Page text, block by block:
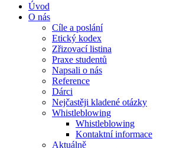
Úvod
O nás
Cíle a poslání
Etický kodex
Zřizovací listina
Praxe studentů
Napsali o nás
Reference
Dárci
Nejčastěji kladené otázky
Whistleblowing
Whistleblowing
Kontaktní informace
Aktuálně